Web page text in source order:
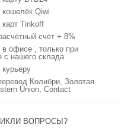
кошелёк Qiwi
Tinkoff
счёт + 8%
офисе , только при
с нашего склада
Колибри, Золотая
Union, Contact
ВОПРОСЫ?